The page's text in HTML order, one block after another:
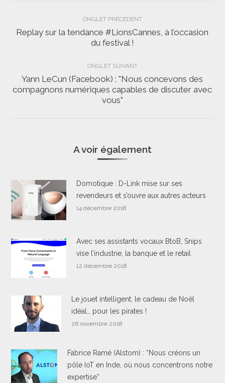
Navigation
de
ONGLET PRÉCÉDENT
Onglet
Replay sur la tendance #LionsCannes, à l’occasion
du festival !
ONGLET SUIVANT
Onglet
suivant
Yann LeCun (Facebook) : "Nous concevons des
compagnons numériques capables de discuter avec
vous"
A voir également
Domotique : D-Link mise sur ses
revendeurs et s’ouvre aux autres acteurs
14 décembre 2018
Avec ses assistants vocaux BtoB, Snips
vise l’industrie, la banque et le retail
12 décembre 2018
Le jouet intelligent, le cadeau de Noël
idéal… pour les pirates !
26 novembre 2018
Fabrice Ramé (Alstom) : “Nous créons un
pôle IoT en Inde, où nous concentrons notre
expertise”